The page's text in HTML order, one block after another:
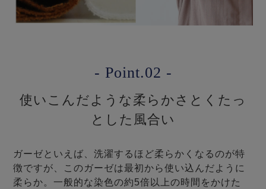
- Point.02 -
使いこんだような柔らかさとくたっ
とした風合い
ガーゼといえば、洗濯するほど柔らかくなるのが特
徴ですが、このガーゼは最初から使い込んだように
柔らか。一般的な染色の約5倍以上の時間をかけた